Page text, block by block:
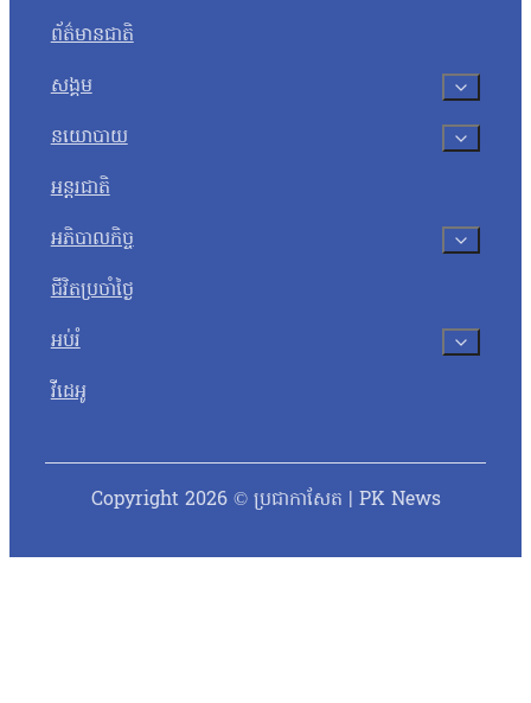
ព័ត៌មានជាតិ
សង្គម
នយោបាយ
អន្តរជាតិ
អភិបាលកិច្ច
ជីវិតប្រចាំថ្ងៃ
អប់រំ
វីដេអូ
Copyright 2026 © ប្រជាកាសែត | PK News